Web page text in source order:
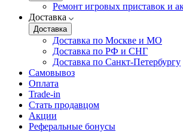
Ремонт игровых приставок и
Доставка
Доставка
Доставка по Москве и МО
Доставка по РФ и СНГ
Доставка по Санкт-Петербургу
Самовывоз
Оплата
Trade-in
Стать продавцом
Акции
Реферальные бонусы